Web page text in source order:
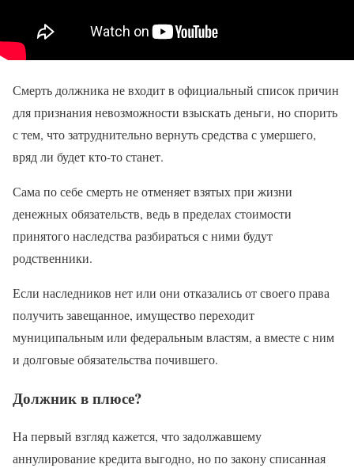
Смерть должника не входит в официальный список причин
для признания невозможности взыскать деньги, но спорить
с тем, что затруднительно вернуть средства с умершего,
вряд ли будет кто-то станет.
Сама по себе смерть не отменяет взятых при жизни
денежных обязательств, ведь в пределах стоимости
принятого наследства разбираться с ними будут
родственники.
Если наследников нет или они отказались от своего права
получить завещанное, имущество переходит
муниципальным или федеральным властям, а вместе с ним
и долговые обязательства почившего.
Должник в плюсе?
На первый взгляд кажется, что задолжавшему
аннулирование кредита выгодно, но по закону списанная